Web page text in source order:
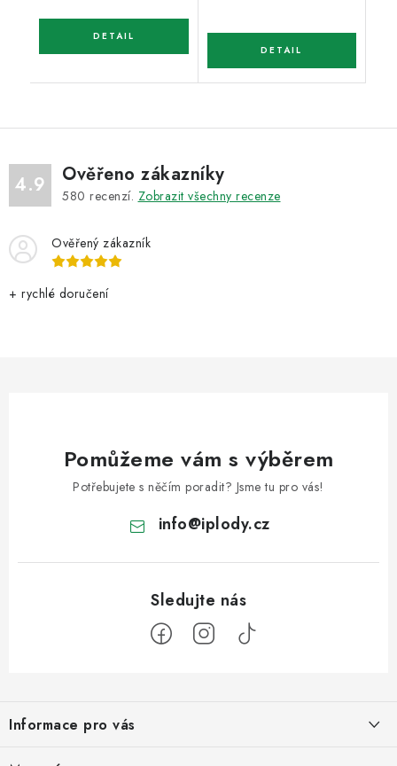
4.9 Ověřeno zákazníky
580 recenzí. Zobrazit všechny recenze
Ověřený zákazník
+ rychlé doručení
Pomůžeme vám s výběrem
Potřebujete s něčím poradit? Jsme tu pro vás!
info@iplody.cz
p
a
Informace pro vás
Doprava a platba